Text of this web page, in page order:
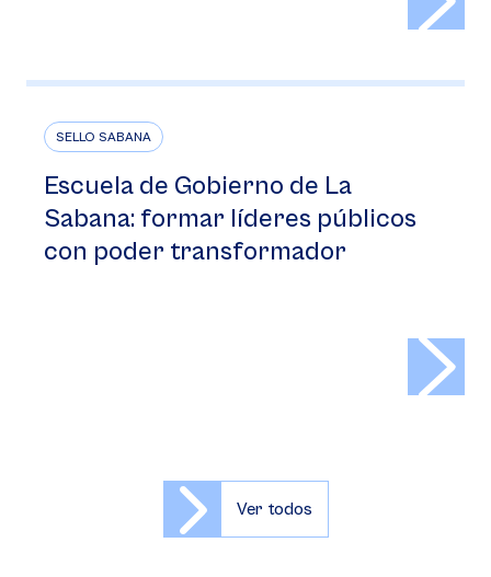
SELLO SABANA
Escuela de Gobierno de La
Sabana: formar líderes públicos
con poder transformador
Ver todos